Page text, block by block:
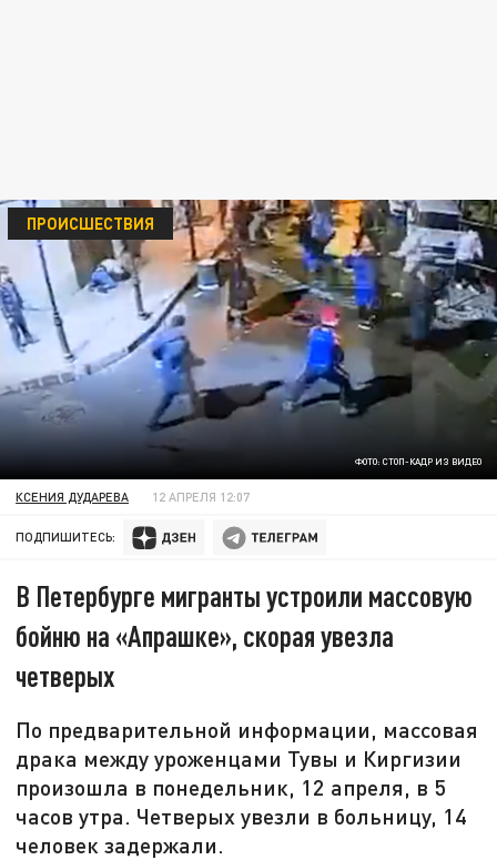
ФОТО: СТОП-КАДР ИЗ ВИДЕО
ПРОИСШЕСТВИЯ
КСЕНИЯ ДУДАРЕВА 12 АПРЕЛЯ 12:07
ПОДПИШИТЕСЬ:
В Петербурге мигранты устроили массовую
бойню на «Апрашке», скорая увезла
четверых
По предварительной информации, массовая
драка между уроженцами Тувы и Киргизии
произошла в понедельник, 12 апреля, в 5
часов утра. Четверых увезли в больницу, 14
человек задержали.